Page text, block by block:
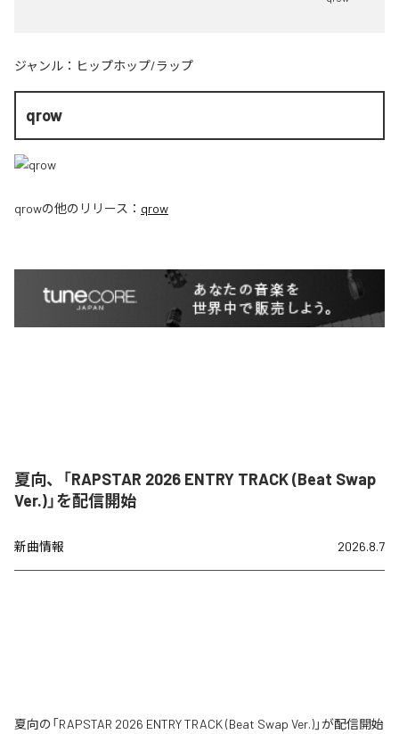
ジャンル： ヒップホップ/ラップ
qrow
qrowの他のリリース： qrow
夏向、「RAPSTAR 2026 ENTRY TRACK (Beat Swap
Ver.)」を配信開始
新曲情報 2026.8.7
夏向の「RAPSTAR 2026 ENTRY TRACK (Beat Swap Ver.)」が配信開始